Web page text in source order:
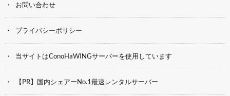
お問い合わせ
プライバシーポリシー
当サイトはConoHaWINGサーバーを使用しています
【PR】国内シェアーNo.1最速レンタルサーバー